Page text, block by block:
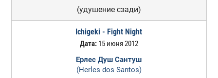
(удушение сзади)
Ichigeki - Fight Night
Дата:15 июня 2012
Ерлес Душ Сантуш
(Herles dos Santos)